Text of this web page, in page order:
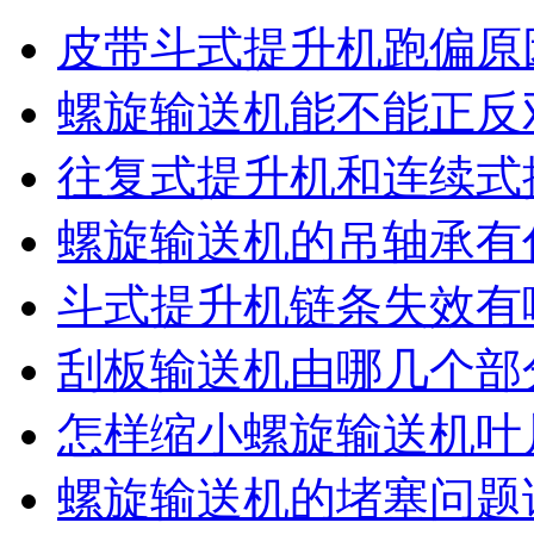
皮带斗式提升机跑偏
螺旋输送机能不能正反
往复式提升机和连续
螺旋输送机的吊轴承
斗式提升机链条失效
刮板输送机由哪几个
怎样缩小螺旋输送机
螺旋输送机的堵塞问